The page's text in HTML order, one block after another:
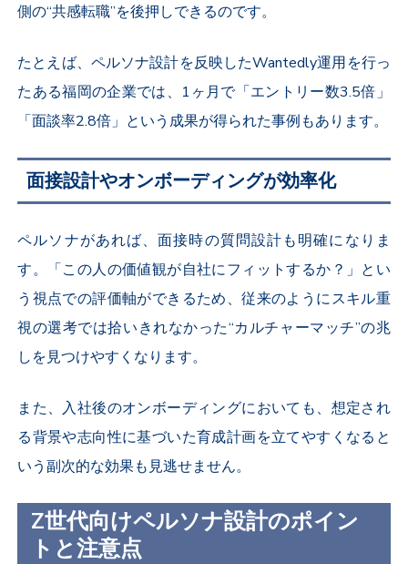
側の“共感転職”を後押しできるのです。
たとえば、ペルソナ設計を反映したWantedly運用を行っ
たある福岡の企業では、1ヶ月で「エントリー数3.5倍」
「面談率2.8倍」という成果が得られた事例もあります。
面接設計やオンボーディングが効率化
ペルソナがあれば、面接時の質問設計も明確になりま
す。「この人の価値観が自社にフィットするか？」とい
う視点での評価軸ができるため、従来のようにスキル重
視の選考では拾いきれなかった“カルチャーマッチ”の兆
しを見つけやすくなります。
また、入社後のオンボーディングにおいても、想定され
る背景や志向性に基づいた育成計画を立てやすくなると
いう副次的な効果も見逃せません。
Z世代向けペルソナ設計のポイン
トと注意点